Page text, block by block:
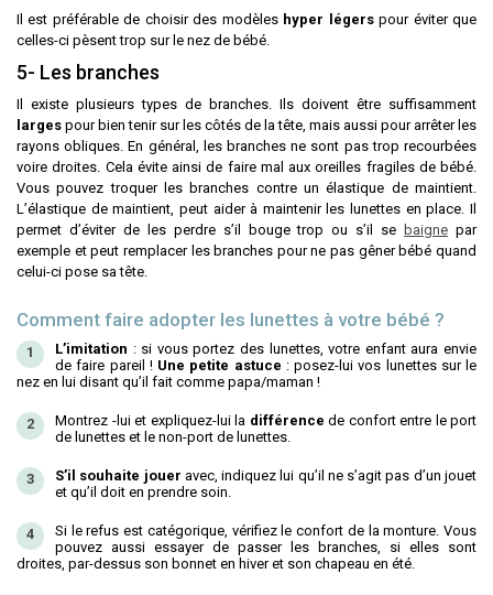
Il est préférable de choisir des modèleshyper légerspour éviter que
celles-ci pèsent trop sur le nez de bébé.
5- Les branches
Il existe plusieurs types de branches. Ils doivent être suffisamment
larges pour bien tenir sur les côtés de la tête, mais aussi pour arrêter les
rayons obliques. En général, les branches ne sont pas trop recourbées
voire droites. Cela évite ainsi de faire mal aux oreilles fragiles de bébé.
Vous pouvez troquer les branches contre un élastique de maintient.
L’élastique de maintient, peut aider à maintenir les lunettes en place. Il
permet d’éviter de les perdre s’il bouge trop ou s’il se baigne par
exemple et peut remplacer les branches pour ne pas gêner bébé quand
celui-ci pose sa tête.
Comment faire adopter les lunettes à votre bébé ?
L’imitation : si vous portez des lunettes, votre enfant aura envie
de faire pareil ! Une petite astuce : posez-lui vos lunettes sur le
nez en lui disant qu’il fait comme papa/maman !
Montrez -lui et expliquez-lui la différence de confort entre le port
de lunettes et le non-port de lunettes.
S’il souhaite jouer avec, indiquez lui qu’il ne s’agit pas d’un jouet
et qu’il doit en prendre soin.
Si le refus est catégorique, vérifiez le confort de la monture. Vous
pouvez aussi essayer de passer les branches, si elles sont
droites, par-dessus son bonnet en hiver et son chapeau en été.